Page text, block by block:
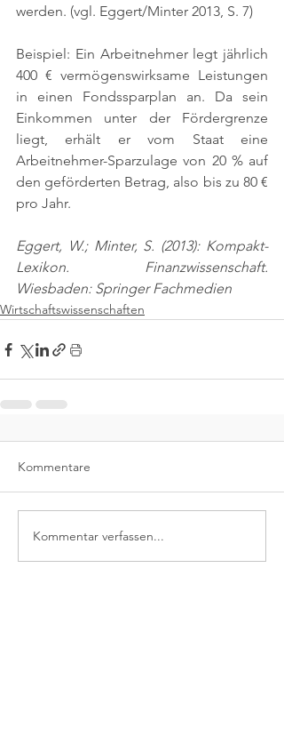
werden. (vgl. Eggert/Minter 2013, S. 7)
Beispiel: Ein Arbeitnehmer legt jährlich
400 € vermögenswirksame Leistungen
in einen Fondssparplan an. Da sein
Einkommen unter der Fördergrenze
liegt, erhält er vom Staat eine
Arbeitnehmer-Sparzulage von 20 % auf
den geförderten Betrag, also bis zu 80 €
pro Jahr.
Eggert, W.; Minter, S. (2013): Kompakt-
Lexikon. Finanzwissenschaft.
Wiesbaden: Springer Fachmedien
Wirtschaftswissenschaften
Kommentare
Kommentar verfassen...